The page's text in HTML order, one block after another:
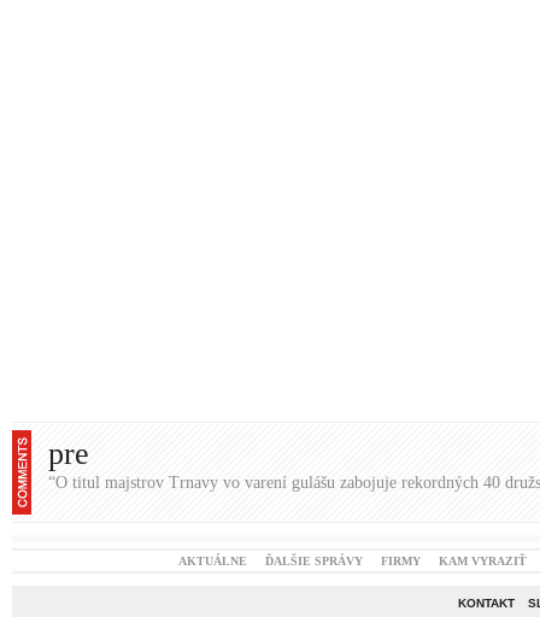
pre
“O titul majstrov Trnavy vo varení gulášu zabojuje rekordných 40
AKTUÁLNE ĎALŠIE SPRÁVY FIRMY KAM VYRAZIŤ
KONTAKT